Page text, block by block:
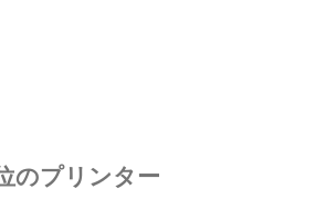
のプリンター